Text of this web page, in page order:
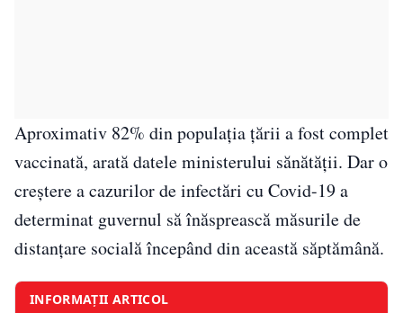
Aproximativ 82% din populația țării a fost complet
vaccinată, arată datele ministerului sănătății. Dar o
creștere a cazurilor de infectări cu Covid-19 a
determinat guvernul să înăsprească măsurile de
distanțare socială începând din această săptămână.
INFORMAȚII ARTICOL